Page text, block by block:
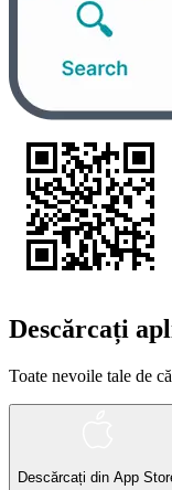
Descărcați
Toate nevoile tale de
Descărcați din App